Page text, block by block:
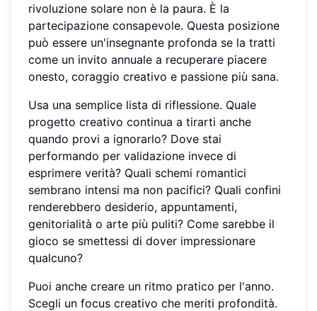
rivoluzione solare non è la paura. È la
partecipazione consapevole. Questa posizione
può essere un'insegnante profonda se la tratti
come un invito annuale a recuperare piacere
onesto, coraggio creativo e passione più sana.
Usa una semplice lista di riflessione. Quale
progetto creativo continua a tirarti anche
quando provi a ignorarlo? Dove stai
performando per validazione invece di
esprimere verità? Quali schemi romantici
sembrano intensi ma non pacifici? Quali confini
renderebbero desiderio, appuntamenti,
genitorialità o arte più puliti? Come sarebbe il
gioco se smettessi di dover impressionare
qualcuno?
Puoi anche creare un ritmo pratico per l'anno.
Scegli un focus creativo che meriti profondità.